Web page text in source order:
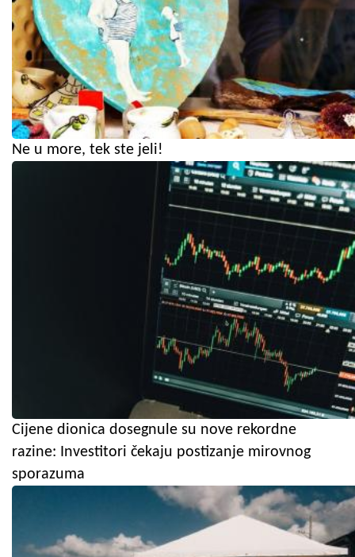
Ne u more, tek ste jeli!
Cijene dionica dosegnule su nove rekordne
razine: Investitori čekaju postizanje mirovnog
sporazuma